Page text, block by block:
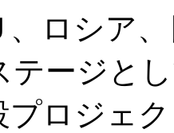
、ロシア
テージと
プロジェ